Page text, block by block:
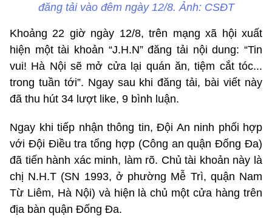
đăng tải vào đêm ngày 12/8. Ảnh: CSĐT
Khoảng 22 giờ ngày 12/8, trên mạng xã hội xuất
hiện một tài khoản “J.H.N” đăng tải nội dung: “Tin
vui! Hà Nội sẽ mở cửa lại quán ăn, tiệm cắt tóc...
trong tuần tới”. Ngay sau khi đăng tải, bài viết này
đã thu hút 34 lượt like, 9 bình luận.
Ngay khi tiếp nhận thông tin, Đội An ninh phối hợp
với Đội Điều tra tổng hợp (Công an quận Đống Đa)
đã tiến hành xác minh, làm rõ. Chủ tài khoản này là
chị N.H.T (SN 1993, ở phường Mễ Trì, quận Nam
Từ Liêm, Hà Nội) và hiện là chủ một cửa hàng trên
địa bàn quận Đống Đa.